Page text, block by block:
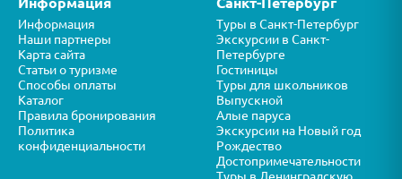
Информация
Наши партнеры
Карта сайта
Статьи о туризме
Способы оплаты
Каталог
Правила бронирования
Политика
конфиденциальности
Туры в Санкт-Петербург
Экскурсии в Санкт-
Петербурге
Гостиницы
Туры для школьников
Выпускной
Алые паруса
Экскурсии на Новый год
Рождество
Достопримечательности